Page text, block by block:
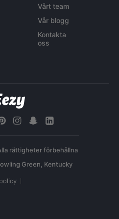
Vårt team
Vår blogg
Kontakta
oss
rättigheter förbehållna